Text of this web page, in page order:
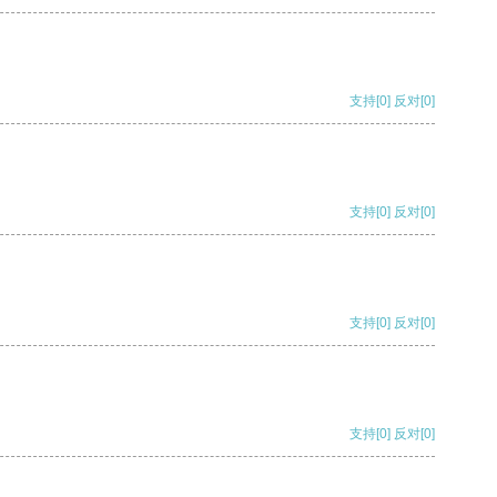
支持[0] 反对[0]
支持[0] 反对[0]
支持[0] 反对[0]
支持[0] 反对[0]